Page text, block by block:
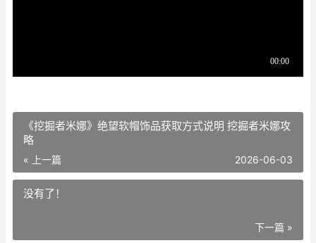
《挖掘者米娜》绝望软帽饰品获取方式说明 挖掘者米娜攻
略
« 上一篇 2026-06-03
没有了！
下一篇 »